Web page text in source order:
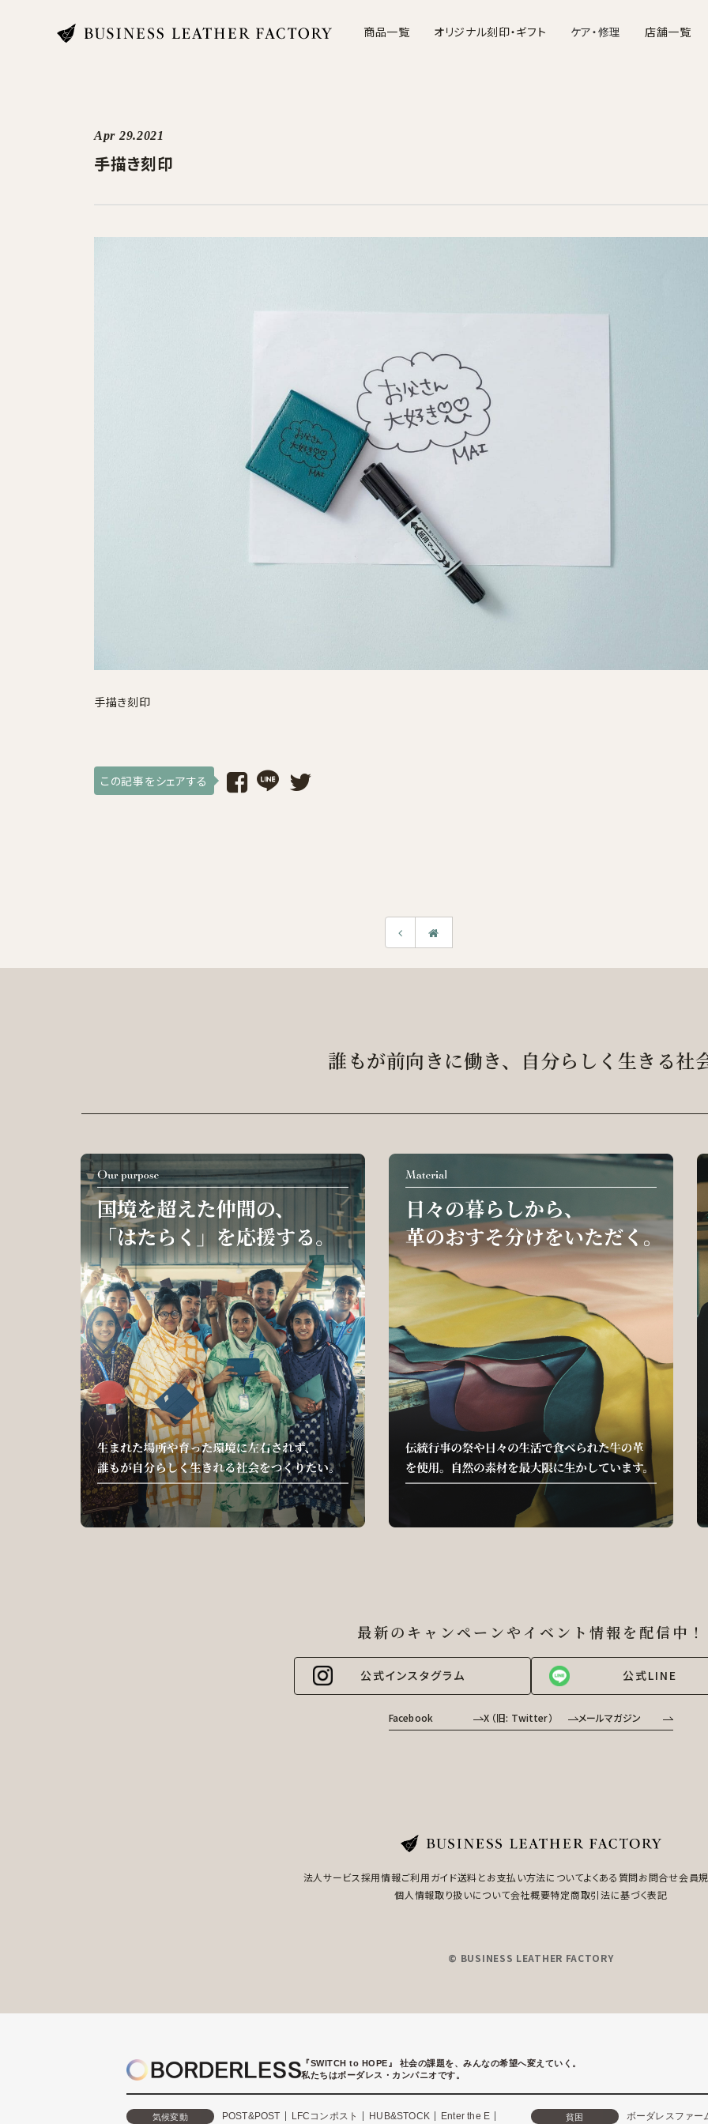
商品一覧 オリジナル刻印・ギフト ケア・修理 店舗一覧
オリジナル刻印・ギフト
Apr 29.2021
手描き刻印
手描き刻印
この記事をシェアする
誰もが前向きに働き、 自分らしく生きる社
最新のキャンペーンやイベント情報を 配信中！
公式インスタグラム 公式LINE
Facebook X （旧: Twitter） メールマガジン
法人サービス採用情報ご利用ガイド送料とお支払い方法についてよくある質問お問合せ会員
個人情報取り扱いについて会社概要特定商取引法に基づく表記
© BUSINESS LEATHER FACTORY
『SWITCH to HOPE』
社会の課題を、みんなの希望へ変えていく。
私たちはボーダレス・カンパニオです。
気候変動 POST&POST LFCコンポスト HUB&STOCK Enter the E 貧困 ボーダレスファー